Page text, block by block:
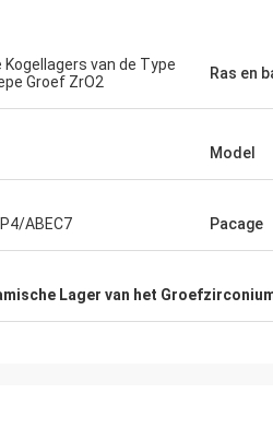
Kogellagers van de Type
Groef ZrO2
Ras en
Model
ABEC7 Pacage
Lager van het